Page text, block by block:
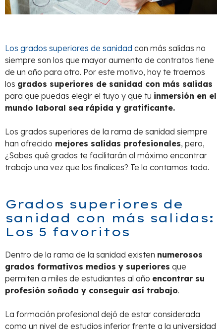
Los grados superiores de sanidad con más salidas no
siempre son los que mayor aumento de contratos tiene
de un año para otro. Por este motivo, hoy te traemos
los grados superiores de sanidad con más salidas
para que puedas elegir el tuyo y que tu inmersión en el
mundo laboral sea rápida y gratificante.
Los grados superiores de la rama de sanidad siempre
han ofrecido mejores salidas profesionales, pero,
¿Sabes qué grados te facilitarán al máximo encontrar
trabajo una vez que los finalices? Te lo contamos todo.
Grados superiores de
sanidad con más salidas:
Los 5 favoritos
Dentro de la rama de la sanidad existen numerosos
grados formativos medios y superiores que
permiten a miles de estudiantes al año encontrar su
profesión soñada y conseguir así trabajo.
La formación profesional dejó de estar considerada
como un nivel de estudios inferior frente a la universidad